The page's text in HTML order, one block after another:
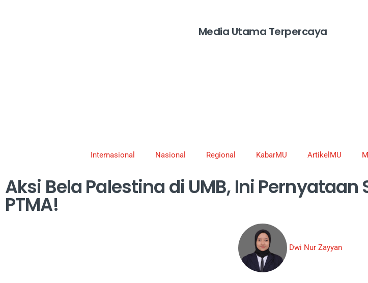
Media Utama Terpercaya
Internasional Nasional Regional KabarMU ArtikelMU
Aksi Bela Palestina di UMB, Ini
PTMA!
Dwi Nur Zayyan